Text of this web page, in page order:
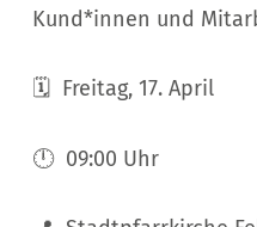
Kund*innen und
🗓️ Freitag, 17. April
🕛 09:00 Uhr